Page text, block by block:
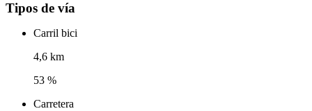
Tipos de vía
Carril bici
4,6 km
53 %
Carretera